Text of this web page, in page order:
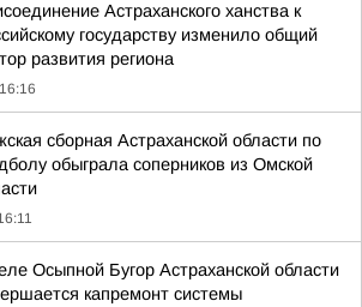
Астраханского ханства к
государству изменило общий
развития региона
16:16
сборная Астраханской области по
обыграла соперников из Омской
Осыпной Бугор Астраханской области
капремонт системы